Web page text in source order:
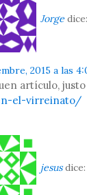
Jorge dice:
2015 a las
artículo,
el-virreinato/
jesus dice: